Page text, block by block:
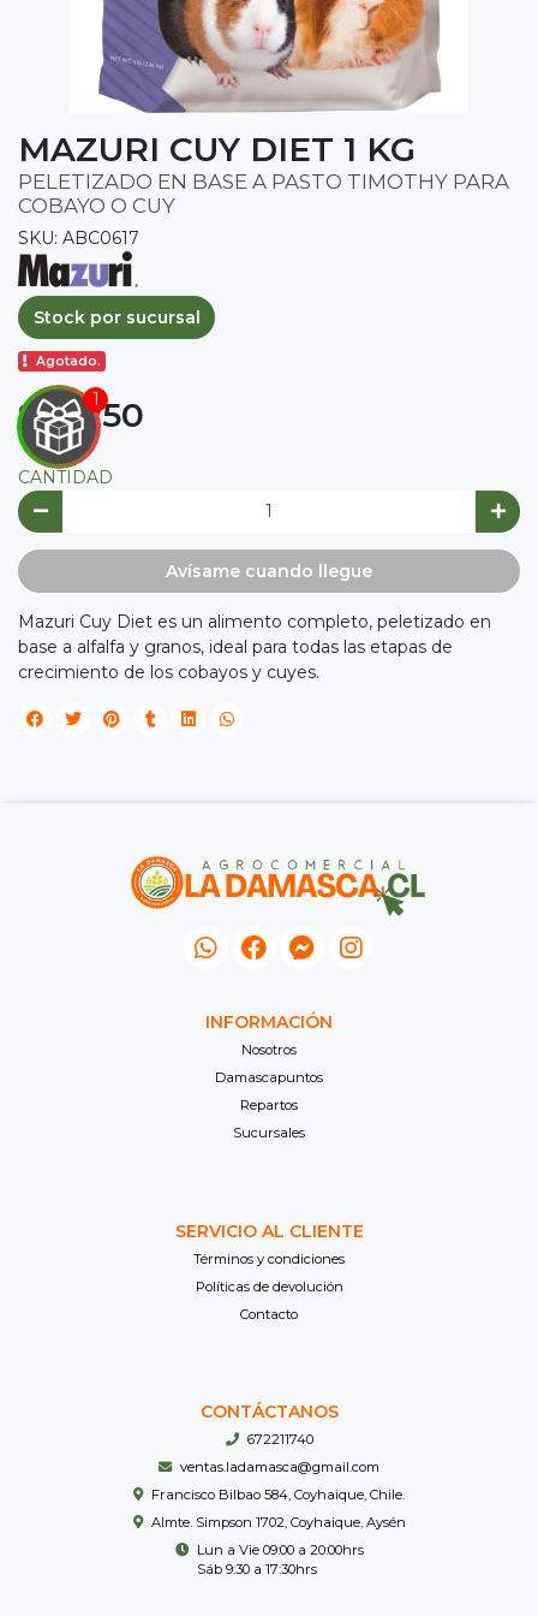
correo
por
MAZURI CUY DIET 1 KG
PELETIZADO EN BASE A PASTO TIMOTHY PARA
COBAYO O CUY
SKU: ABC0617
Stock por sucursal
Agotado.
$ 11.250
CANTIDAD
Avísame cuando llegue
Mazuri Cuy Diet es un alimento completo, peletizado en
base a alfalfa y granos, ideal para todas las etapas de
crecimiento de los cobayos y cuyes.
INFORMACIÓN
Nosotros
Damascapuntos
Repartos
Sucursales
SERVICIO AL CLIENTE
Términos y condiciones
Políticas de devolución
Contacto
CONTÁCTANOS
672211740
ventas.ladamasca@gmail.com
Francisco Bilbao 584, Coyhaique, Chile.
Almte. Simpson 1702, Coyhaique, Aysén
Lun a Vie 09:00 a 20:00hrs
Sáb 9:30 a 17:30hrs